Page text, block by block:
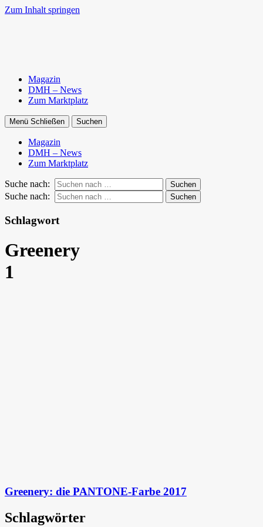
Zum Inhalt springen
Magazin
DMH – News
Zum Marktplatz
Menü Schließen Suchen
Magazin
DMH – News
Zum Marktplatz
Suche nach: Suchen
Suche nach: Suchen
Schlagwort
Greenery
1
Greenery: die PANTONE-Farbe 2017
Schlagwörter